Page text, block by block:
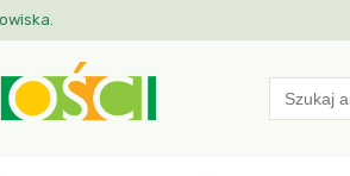
Search
for: